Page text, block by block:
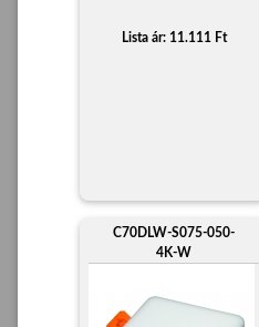
Lista ár: 11.111 Ft
C70DLW-S075-050-
4K-W